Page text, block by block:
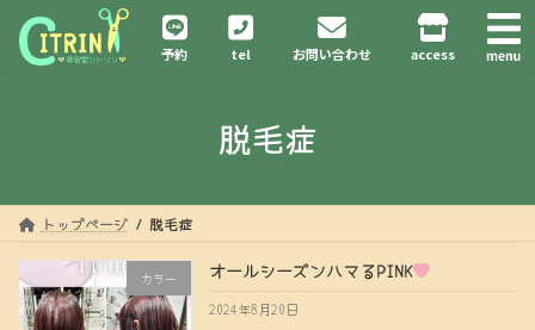
ッ
移
予約 tel お問い合わせ access
脱毛症
トップページ 脱毛症
カラー オールシーズンハマるPINK
2024年8月20日